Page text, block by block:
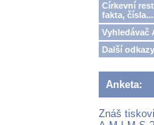
Církevní
fakta,
Vyhledávač
Další
Anketa:
Znáš